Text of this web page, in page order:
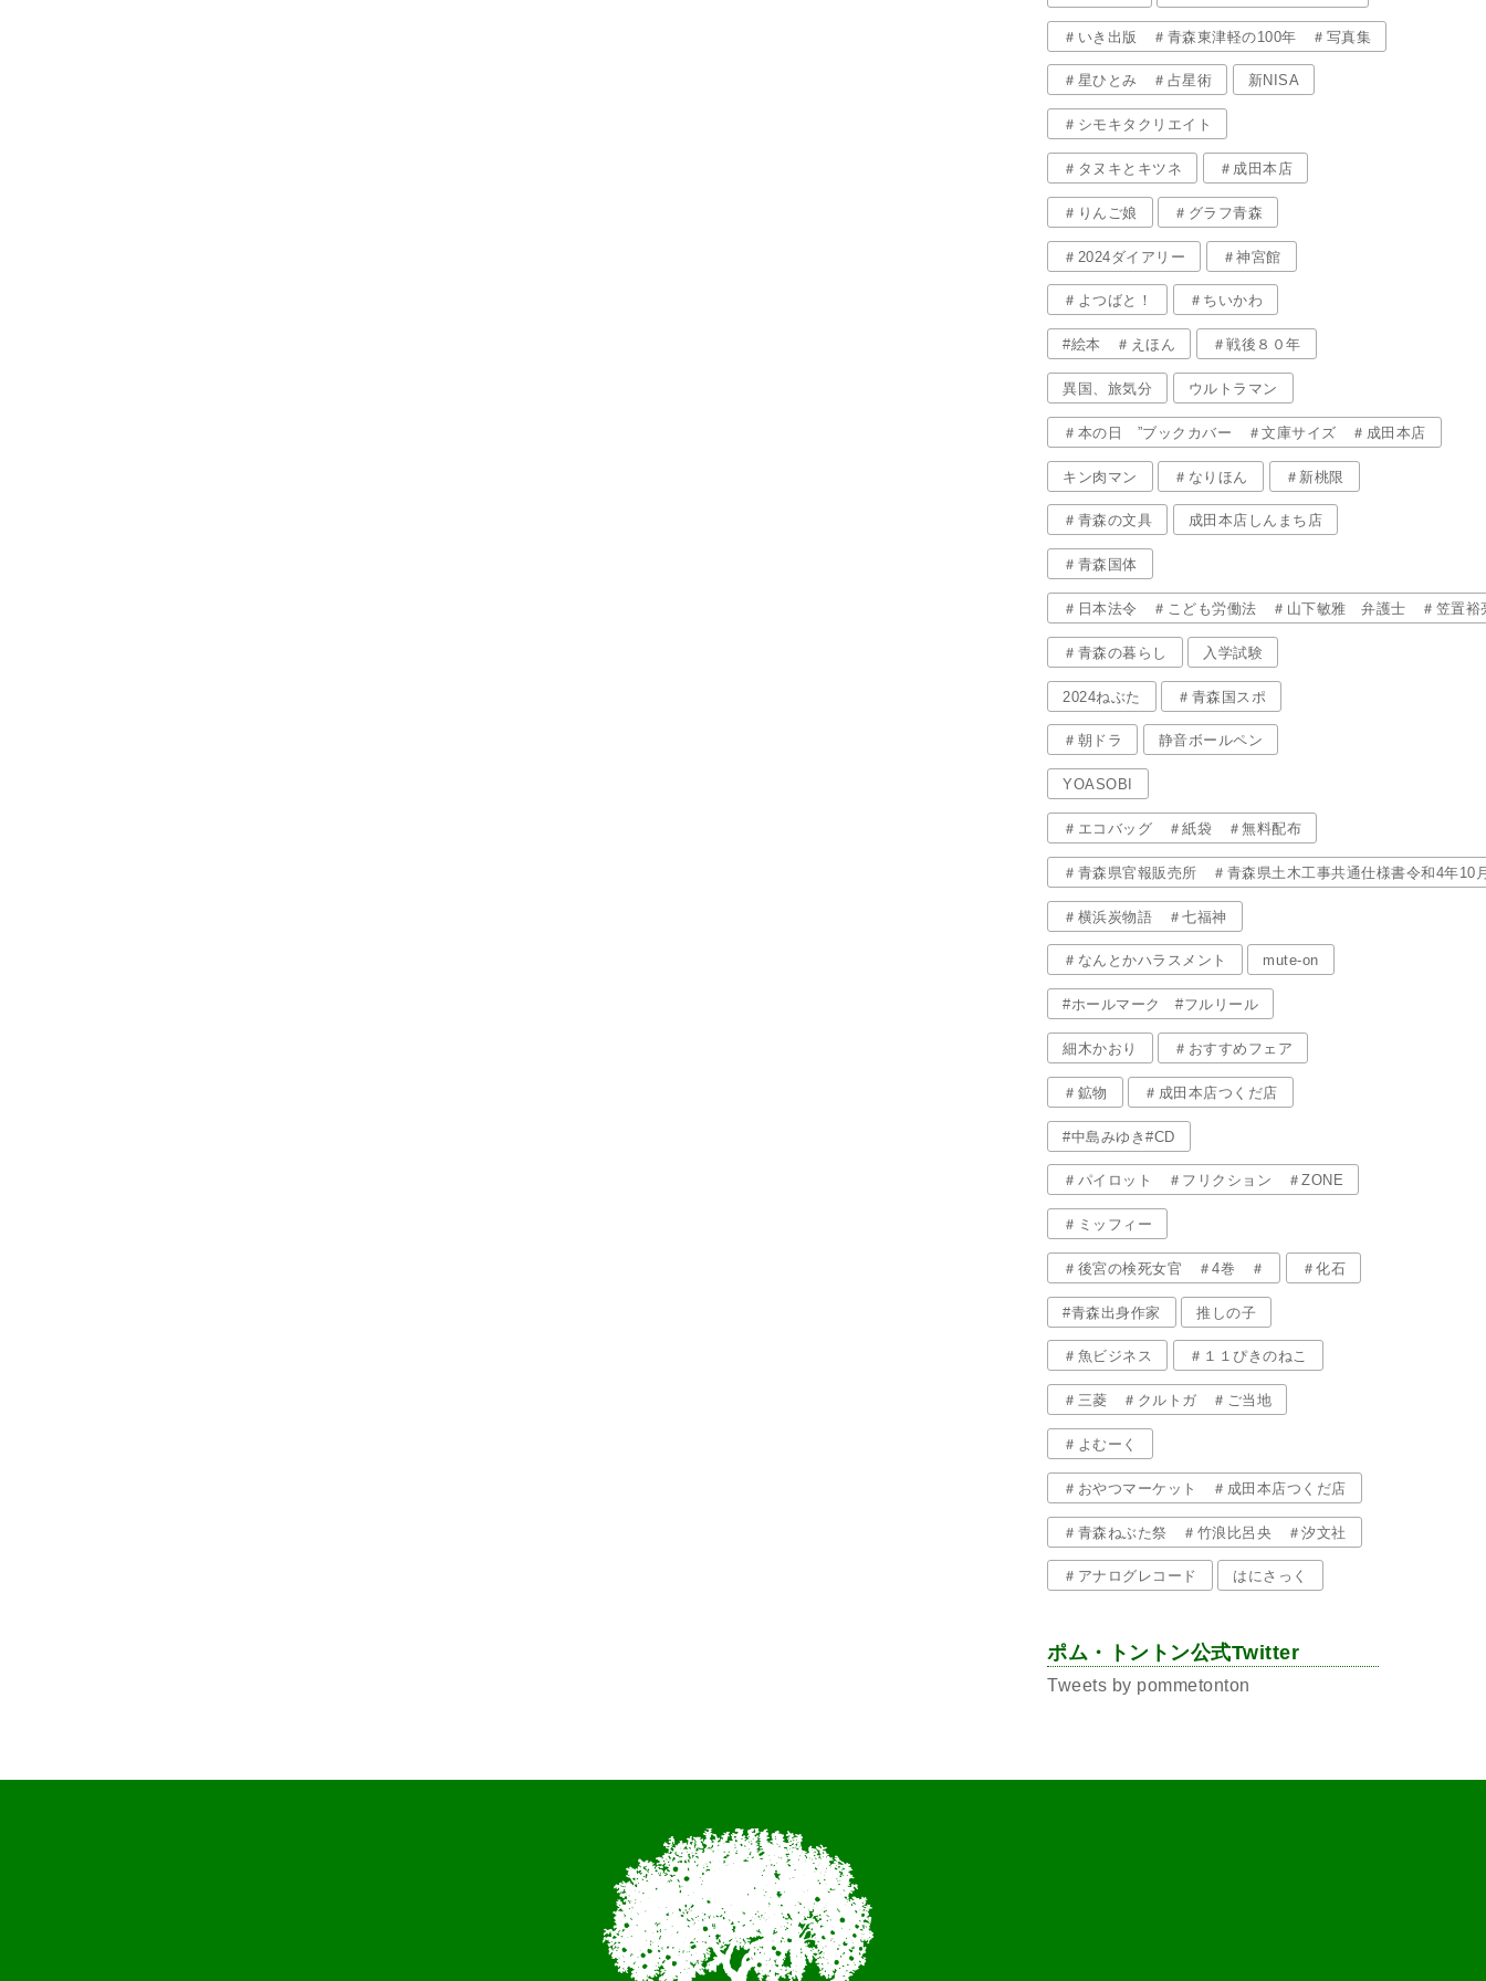
＃いき出版 ＃青森東津軽の100年 ＃写真集
＃星ひとみ ＃占星術 新NISA
＃シモキタクリエイト
＃タヌキとキツネ ＃成田本店
＃りんご娘 ＃グラフ青森
＃2024ダイアリー ＃神宮館
＃よつばと！ ＃ちいかわ
#絵本 ＃えほん ＃戦後８０年
異国、旅気分 ウルトラマン
＃本の日 ”ブックカバー ＃文庫サイズ ＃成田本店
キン肉マン ＃なりほん ＃新桃限
＃青森の文具 成田本店しんまち店
＃青森国体
＃日本法令 ＃こども労働法 ＃山下敏雅 弁護士 ＃笠置
＃青森の暮らし 入学試験
2024ねぶた ＃青森国スポ
＃朝ドラ 静音ボールペン
YOASOBI
＃エコバッグ ＃紙袋 ＃無料配布
＃青森県官報販売所 ＃青森県土木工事共通仕様書令和4年10
＃横浜炭物語 ＃七福神
＃なんとかハラスメント mute-on
#ホールマーク #フルリール
細木かおり ＃おすすめフェア
＃鉱物 ＃成田本店つくだ店
#中島みゆき#CD
＃パイロット ＃フリクション ＃ZONE
＃ミッフィー
＃後宮の検死女官 ＃4巻 ＃ ＃化石
#青森出身作家 推しの子
＃魚ビジネス ＃１１ぴきのねこ
＃三菱 ＃クルトガ ＃ご当地
＃よむーく
＃おやつマーケット ＃成田本店つくだ店
＃青森ねぶた祭 ＃竹浪比呂央 ＃汐文社
＃アナログレコード はにさっく
ポム・トントン公式Twitter
Tweets by pommetonton